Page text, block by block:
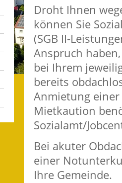
Droht Ihnen
können Sie
(SGB II-
Anspruch
bei Ihrem
bereits
Anmietung
Mietkaution
Sozialamt/
Bei akuter
einer
Ihre Gemeinde.